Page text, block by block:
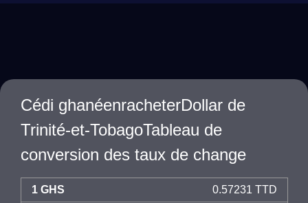
Cédi ghanéenracheterDollar de
Trinité-et-TobagoTableau de
conversion des taux de change
1 GHS 0.57231 TTD